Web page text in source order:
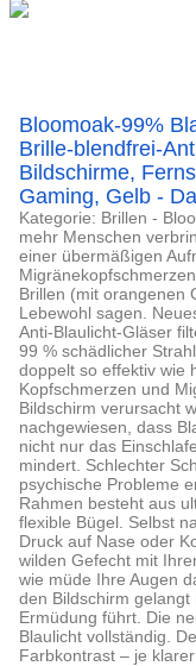
Bloomoak-99%
Brille-blendfrei-
Bildschirme,
Gaming, Gelb -
Kategorie: Brillen -
mehr Menschen
einer übermäßigen
Brillen (mit orangenen
Lebewohl sagen.
Anti-Blaulicht-Gläser
99 % schädlicher
doppelt so effektiv wie
Kopfschmerzen und
Bildschirm verursacht
nachgewiesen, dass
nicht nur das
mindert. Schlechter
psychische Probleme
Rahmen besteht aus
flexible Bügel. Selbst
Druck auf Nase oder
wilden Gefecht mit
wie müde Ihre Augen
den Bildschirm
Ermüdung führt. Die
Blaulicht vollständig.
Farbkontrast – je